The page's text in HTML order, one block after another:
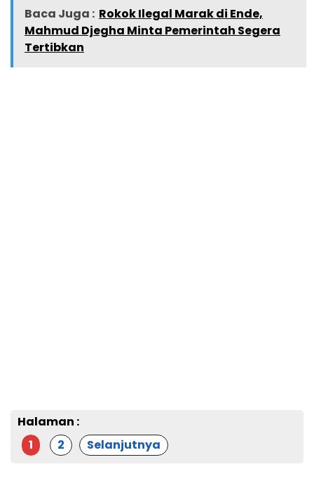
Baca Juga : Rokok Ilegal Marak di Ende,
Mahmud Djegha Minta Pemerintah Segera
Tertibkan
Halaman :
1
2 Selanjutnya